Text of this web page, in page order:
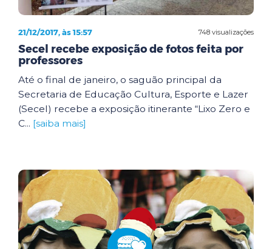
748 visualizações
21/12/2017, às 15:57
Secel recebe exposição de fotos feita por
professores
Até o final de janeiro, o saguão principal da
Secretaria de Educação Cultura, Esporte e Lazer
(Secel) recebe a exposição itinerante “Lixo Zero e
C... [saiba mais]